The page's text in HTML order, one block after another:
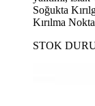
Soğukta
Kırılma
STOK